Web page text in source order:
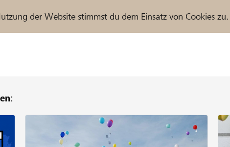
der Website stimmst du dem Einsatz von Cookies zu.
/ Raiffeisenbank